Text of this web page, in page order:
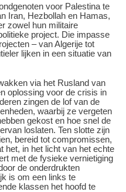
voor Palestina te
Iran, Hezbollah en Hamas,
zowel hun militaire
project. Die impasse
– van Algerije tot
lijken in een situatie van
via het Rusland van
oplossing voor de crisis in
zingen de lof van de
waarbij ze vergeten
gekost en hoe snel de
loslaten. Ten slotte zijn
bereid tot compromissen,
het, in het licht van het echte
met de fysieke vernietiging
de onderdrukten
is om een links te
klassen het hoofd te